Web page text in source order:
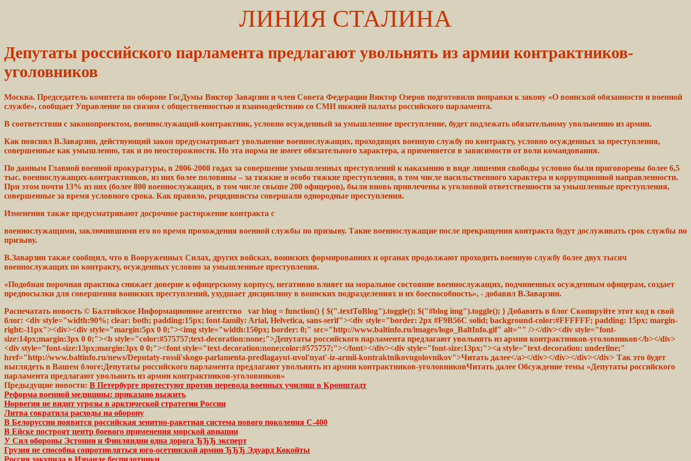
ЛИНИЯ СТАЛИНА
Депутаты российского парламента предлагают увольнять из армии контрактников-
уголовников
Москва. Председатель комитета по обороне ГосДумы Виктор Заварзин и член Совета Федерации Виктор Озеров подготовили поправки к закону «О воинской обязанности и военной
службе», сообщает Управление по связям с общественностью и взаимодействию со СМИ нижней палаты российского парламента.
В соответствии с законопроектом, военнослужащий-контрактник, условно осужденный за умышленное преступление, будет подлежать обязательному увольнению из армии.
Как пояснил В.Заварзин, действующий закон предусматривает увольнение военнослужащих, проходящих военную службу по контракту, условно осужденных за преступления,
совершенные как умышленно, так и по неосторожности. Но эта норма не имеет обязательного характера, а применяется в зависимости от воли командования.
По данным Главной военной прокуратуры, в 2006-2008 годах за совершение умышленных преступлений к наказанию в виде лишения свободы условно были приговорены более 6,5
тыс. военнослужащих-контрактников, из них более половины – за тяжкие и особо тяжкие преступления, в том числе насильственного характера и коррупционной направленности.
При этом почти 13% из них (более 800 военнослужащих, в том числе свыше 200 офицеров), были вновь привлечены к уголовной ответственности за умышленные преступления,
совершенные за время условного срока. Как правило, рецидивисты совершали однородные преступления.
Изменения также предусматривают досрочное расторжение контракта с
военнослужащими, заключившими его во время прохождения военной службы по призыву. Такие военнослужащие после прекращения контракта будут дослуживать срок службы по
призыву.
В.Заварзин также сообщил, что в Вооруженных Силах, других войсках, воинских формированиях и органах продолжают проходить военную службу более двух тысяч
военнослужащих по контракту, осужденных условно за умышленные преступления.
«Подобная порочная практика снижает доверие к офицерскому корпусу, негативно влияет на моральное состояние военнослужащих, подчиненных осужденным офицерам, создает
предпосылки для совершения воинских преступлений, ухудшает дисциплину в воинских подразделениях и их боеспособность», - добавил В.Заварзин.
Распечатать новость © Балтийское Информационное агентство var blog = function() { $(".textToBlog").toggle(); $("#blog img").toggle(); } Добавить в блог Скопируйте этот код в свой
блог: <div style="width:90%; clear: both; padding:15px; font-family: Arial, Helvetica, sans-serif"><div style="border: 2px #F9B56C solid; background-color:#FFFFFF; padding: 15px; margin-
right:-11px"><div><div style="margin:5px 0 0;"><img style="width:150px; border: 0;" src="http://www.baltinfo.ru/images/logo_BaltInfo.gif" alt="" /></div><div style="font-
size:14px;margin:3px 0 0;"><b style="color:#575757;text-decoration:none;">Депутаты российского парламента предлагают увольнять из армии контрактников-уголовников</b></div>
<div style="font-size:13px;margin:3px 0 0;"><font style="text-decoration:none;color:#575757;"></font></div><div style="font-size:13px;"><a style="text-decoration: underline;"
href="http://www.baltinfo.ru/news/Deputaty-rossii'skogo-parlamenta-predlagayut-uvol'nyat'-iz-armii-kontraktnikovugolovnikov">Читать далее</a></div></div></div></div> Так это будет
выглядеть в Вашем блоге:Депутаты российского парламента предлагают увольнять из армии контрактников-уголовниковЧитать далее Обсуждение темы «Депутаты российского
парламента предлагают увольнять из армии контрактников-уголовников»
Предыдущие новости: В Петербурге протестуют против перевода военных училищ в Кронштадт
Реформа военной медицины: приказано выжить
Норвегия не видит угрозы в арктической стратегии России
Литва сократила расходы на оборону
В Белоруссии появится российская зенитно-ракетная система нового поколения С-400
В Ейске построят центр боевого применения морской авиации
У Сил обороны Эстонии и Финляндии одна дорога ЂЂЂ эксперт
Грузия не способна сопротивляться юго-осетинской армии ЂЂЂ Эдуард Кокойты
Россия закупила в Израиле беспилотники